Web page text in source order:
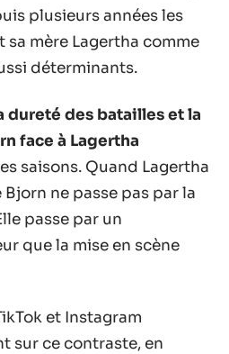
plusieurs années les
sa mère Lagertha comme
déterminants.
dureté des batailles et la
face à Lagertha
saisons. Quand Lagertha
ne passe pas par la
passe par un
que la mise en scène
et Instagram
sur ce contraste, en